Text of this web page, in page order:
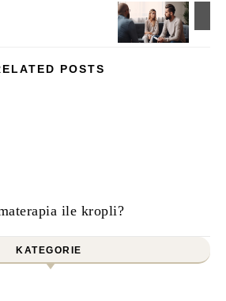
POSTS
ile kropli?
KATEGORIE